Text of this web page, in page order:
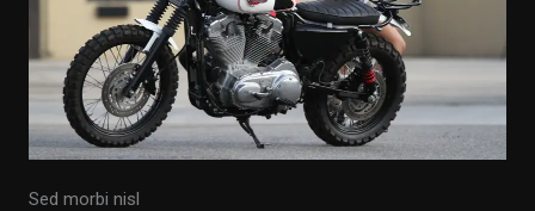
Sed morbi nisl